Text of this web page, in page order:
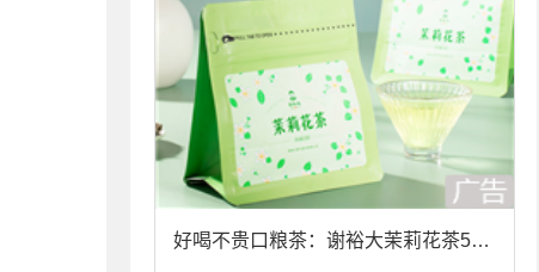
好喝不贵口粮茶：谢裕大茉莉花茶50g